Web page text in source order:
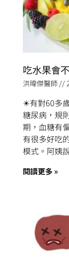
吃水果會
洪暐傑醫師
✴️有對60多
糖尿病，規
期，血糖有
有很多好吃
模式。阿姨
閱讀更多 »